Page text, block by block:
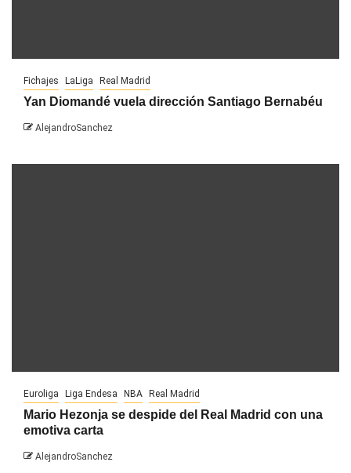
Fichajes LaLiga Real Madrid
Yan Diomandé vuela dirección Santiago Bernabéu
AlejandroSanchez
Euroliga Liga Endesa NBA Real Madrid
Mario Hezonja se despide del Real Madrid con una
emotiva carta
AlejandroSanchez